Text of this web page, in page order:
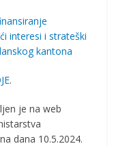
interesi i strateški
kantona
.
je na web
dana 10.5.2024.